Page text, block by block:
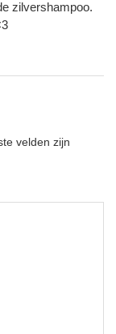
zilvershampoo.
velden zijn